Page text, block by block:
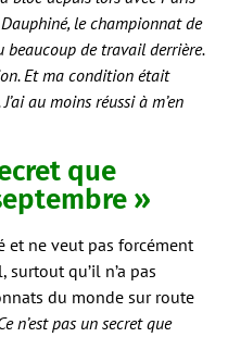
le championnat de
beaucoup de travail derrière.
Et ma condition était
au moins réussi à m’en
que
»
et ne veut pas forcément
qu’il n’a pas
du monde sur route
n’est pas un secret que